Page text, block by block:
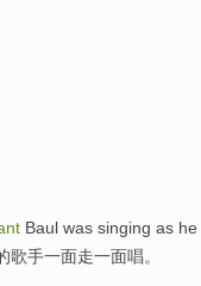
Baul was singing as he
歌手一面走一面唱。